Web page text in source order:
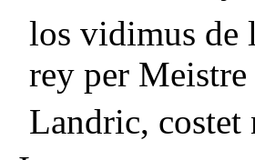
los vidimus de
rey per
Landric,